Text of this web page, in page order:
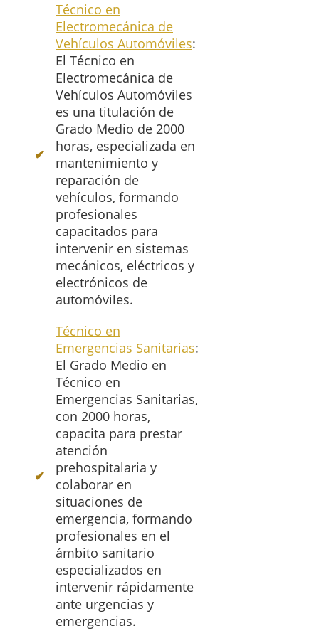
Técnico en
Electromecánica de
Vehículos Automóviles:
El Técnico en
Electromecánica de
Vehículos Automóviles
es una titulación de
Grado Medio de 2000
horas, especializada en
mantenimiento y
reparación de
vehículos, formando
profesionales
capacitados para
intervenir en sistemas
mecánicos, eléctricos y
electrónicos de
automóviles.
Técnico en
Emergencias Sanitarias:
El Grado Medio en
Técnico en
Emergencias Sanitarias,
con 2000 horas,
capacita para prestar
atención
prehospitalaria y
colaborar en
situaciones de
emergencia, formando
profesionales en el
ámbito sanitario
especializados en
intervenir rápidamente
ante urgencias y
emergencias.